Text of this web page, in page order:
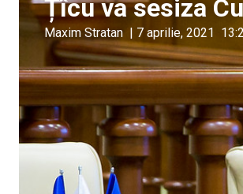
Țîcu va sesiza
Maxim Stratan | 7 aprilie, 2021